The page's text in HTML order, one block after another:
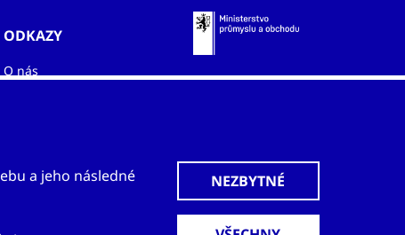
ODKAZY
O nás
a jeho následné